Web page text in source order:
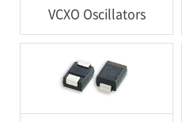
VCXO Oscillators